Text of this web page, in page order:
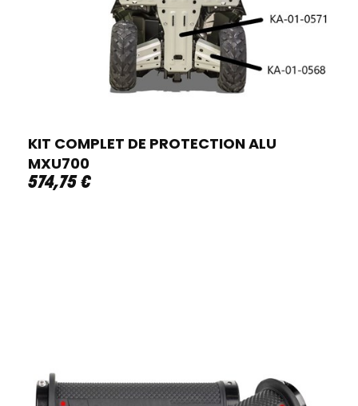
KIT COMPLET DE PROTECTION ALU
MXU700
574,75 €